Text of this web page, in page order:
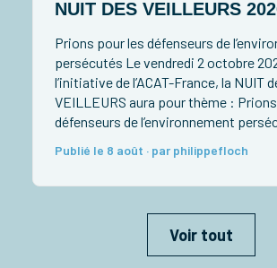
NUIT DES VEILLEURS
Prions pour les défenseurs de
persécutés Le vendredi 2 octobre
l’initiative de l’ACAT-France, la NUIT
VEILLEURS aura pour thème :
défenseurs de l’environnement
Saint Paul à Noisiel 77186, 8, Allée J.P.
Publié le 8 août · par philippefloch
Voir tout